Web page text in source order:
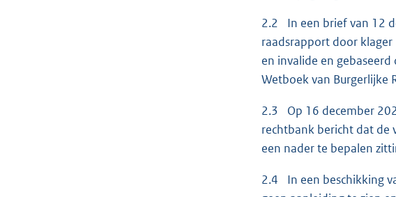
2.2 In een brief van 12
raadsrapport door
en invalide en
Wetboek van Burgerlijke
2.3 Op 16 december
rechtbank bericht dat de
een nader te bepalen
2.4 In een beschikking